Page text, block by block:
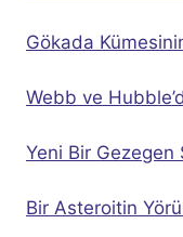
Gökada
Webb ve
Yeni Bir Gezegen
Bir Asteroitin